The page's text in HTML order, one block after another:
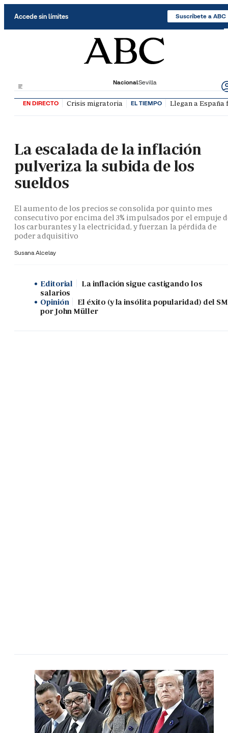
Accede sin límites Suscríbete a ABC
NacionalSevilla
EN DIRECTO Crisis migratoria EL TIEMPO Llegan a
La escalada de la inflación
pulveriza la subida de los
sueldos
El aumento de los precios se consolida por quinto mes
consecutivo por encima del 3% impulsados por el empuje
los carburantes y la electricidad, y fuerzan la pérdida de
poder adquisitivo
Susana Alcelay
Editorial
La inflación sigue castigando los
salarios
Opinión
El éxito (y la insólita popularidad) del
por John Müller